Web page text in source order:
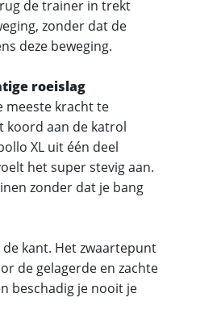
de trainer in trekt
zonder dat de
deze beweging.
roeislag
meeste kracht te
koord aan de katrol
XL uit één deel
het super stevig aan.
zonder dat je bang
kant. Het zwaartepunt
de gelagerde en zachte
beschadig je nooit je